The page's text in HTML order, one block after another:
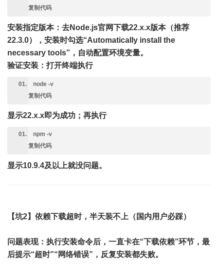
复制代码
安装指定版本：去Node.js官网下载22.x.x版本（推荐
22.3.0），安装时勾选“Automatically install the
necessary tools”，自动配置环境变量。
验证安装：打开终端执行
node -v
复制代码
显示22.x.x即为成功；再执行
npm -v
复制代码
显示10.9.4及以上就没问题。
【坑2】依赖下载超时，半天装不上（国内用户必踩）
问题表现：执行安装命令后，一直卡在“下载依赖”环节，最
后提示“超时”“网络错误”，反复安装都失败。